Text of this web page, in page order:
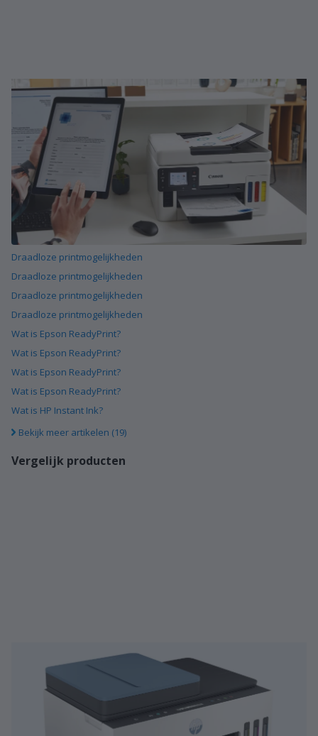
Draadloze printmogelijkheden
Draadloze printmogelijkheden
Draadloze printmogelijkheden
Draadloze printmogelijkheden
Wat is Epson ReadyPrint?
Wat is Epson ReadyPrint?
Wat is Epson ReadyPrint?
Wat is Epson ReadyPrint?
Wat is HP Instant Ink?
Bekijk meer artikelen (19)
Vergelijk producten